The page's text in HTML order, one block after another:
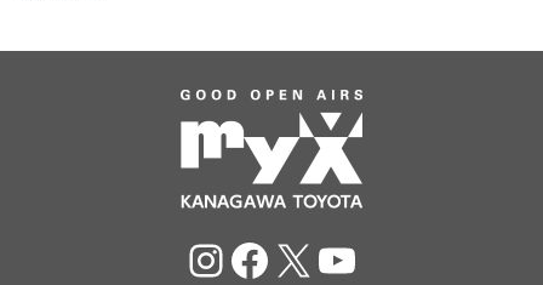
Instagram
Facebook
X YouTube